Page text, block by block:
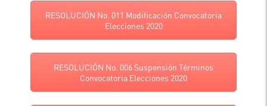
RESOLUCIÓN No. 011 Modificación Convocatoria
Elecciones 2020
RESOLUCIÓN No. 006 Suspensión Términos
Convocatoria Elecciones 2020